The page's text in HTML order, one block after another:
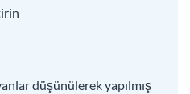
düşünülerek yapılmış